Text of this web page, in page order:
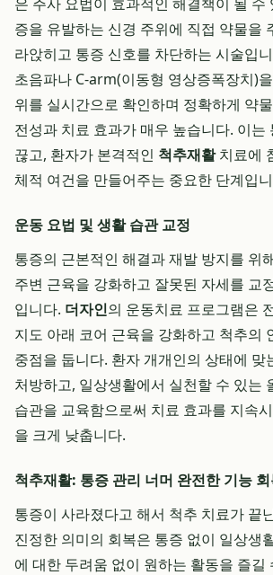
증을 유발하는 신경 주위에 직접 약물을
라앉히고 통증 신호를 차단하는 시술입
초음파나 C-arm(이동형 영상증폭장치)
위를 실시간으로 확인하며 정확하게 약
전성과 치료 효과가 매우 높습니다. 이는
끊고, 환자가 본격적인 척추재활치료에
체적 여건을 만들어주는 중요한 단계입
운동 요법 및 생활 습관 교정
통증의 근본적인 해결과 재발 방지를 위
주변 근육을 강화하고 잘못된 자세를 교
입니다. 더자인의 운동치료 프로그램은
지도 아래 코어 근육을 강화하고 척추의
중점을 둡니다. 환자 개개인의 상태에 맞
처방하고, 일상생활에서 실천할 수 있는
습관을 교육함으로써 치료 효과를 지속
을 크게 낮춥니다.
척추재활: 통증 관리 너머 완전한 기능
통증이 사라졌다고 해서 척추 치료가 끝
진정한 의미의 회복은 통증 없이 일상생
에 대한 두려움 없이 원하는 활동을 즐길